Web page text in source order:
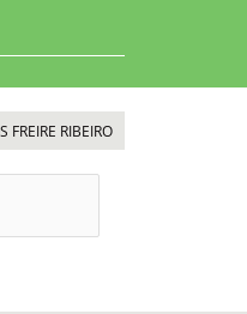
FREIRE RIBEIRO